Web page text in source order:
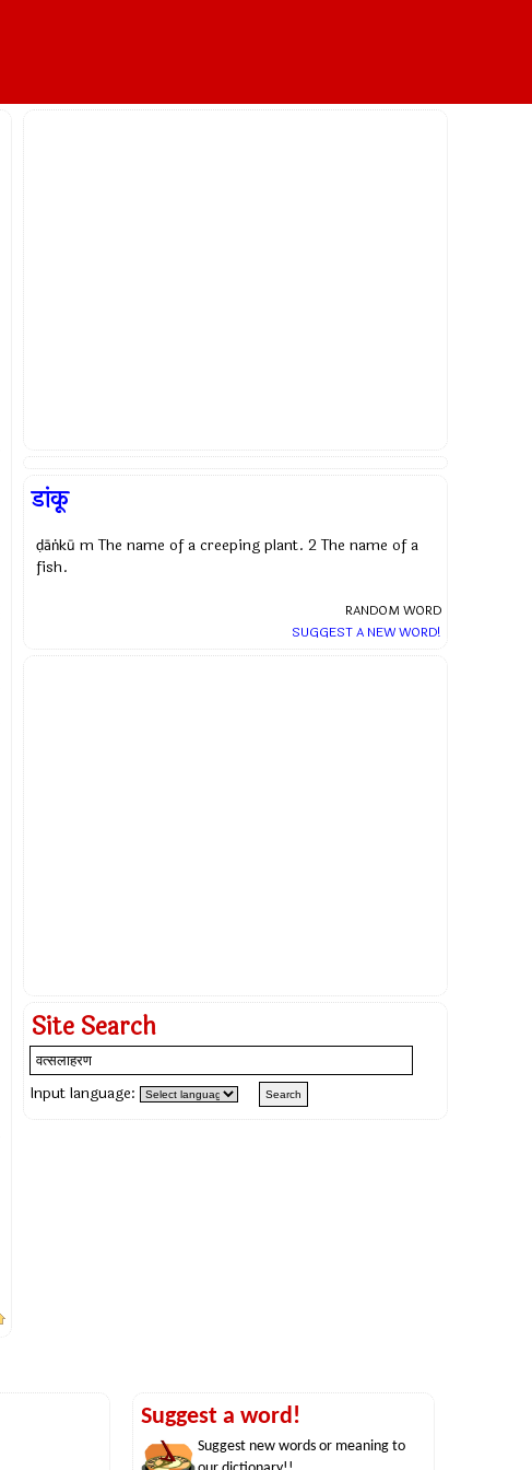
डांकू
ḍāṅkū m The name of a creeping plant. 2 The name of a
fish.
RANDOM WORD
SUGGEST A NEW WORD!
Site Search
Input language:
Suggest a word!
Suggest new words or meaning to